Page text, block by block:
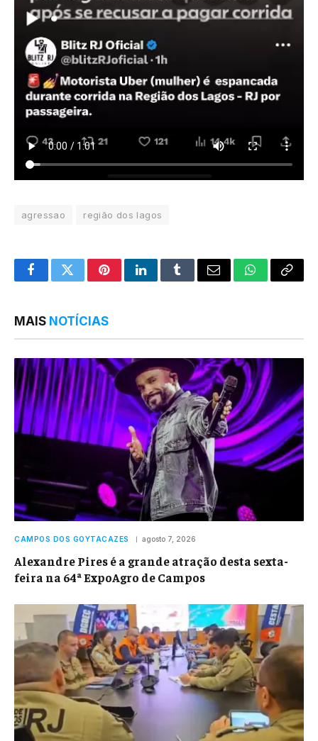
agressao região dos lagos
FacebookTwitterPinterestLinkedInTumblrEmail WhatsApp
Copy
MAIS NOTÍCIAS
CAMPOS DOS GOYTACAZES agosto 7, 2026
Alexandre Pires é a grande atração desta sexta-
feira na 64ª ExpoAgro de Campos